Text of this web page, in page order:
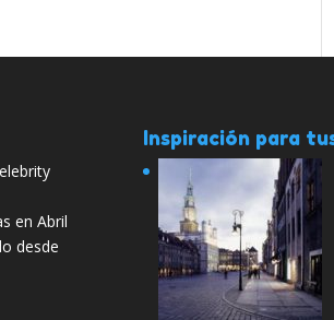
en Abril
desde
Inspiración para